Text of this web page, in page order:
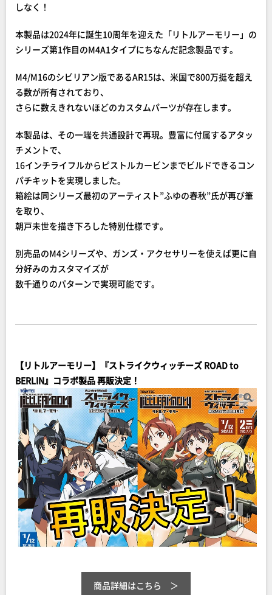
しなく！
本製品は2024年に誕生10周年を迎えた「リトルアーモリー」の
シリーズ第1作目のM4A1タイプにちなんだ記念製品です。
M4/M16のシビリアン版であるAR15は、米国で800万挺を超え
る数が所有されており、
さらに数えきれないほどのカスタムパーツが存在します。
本製品は、その一端を共通設計で再現。豊富に付属するアタッ
チメントで、
16インチライフルからピストルカービンまでビルドできるコン
パチキットを実現しました。
箱絵は同シリーズ最初のアーティスト”ふゆの春秋”氏が再び筆
を取り、
朝戸未世を描き下ろした特別仕様です。
別売品のM4シリーズや、ガンズ・アクセサリーを使えば更に自
分好みのカスタマイズが
数千通りのパターンで実現可能です。
【リトルアーモリー】『ストライクウィッチーズ ROAD to
BERLIN』コラボ製品 再販決定！
商品詳細はこちら